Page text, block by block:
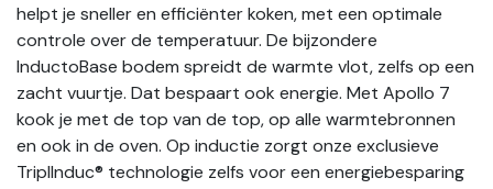
helpt je sneller en efficiënter koken, met een optimale
controle over de temperatuur. De bijzondere
InductoBase bodem spreidt de warmte vlot, zelfs op een
zacht vuurtje. Dat bespaart ook energie. Met Apollo 7
kook je met de top van de top, op alle warmtebronnen
en ook in de oven. Op inductie zorgt onze exclusieve
TriplInduc® technologie zelfs voor een energiebesparing